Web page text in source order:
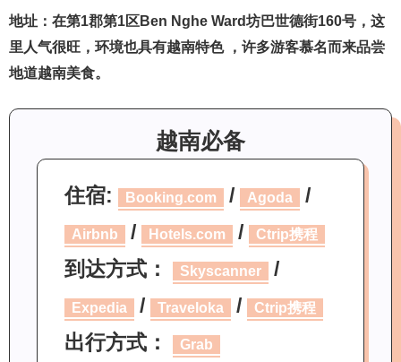
地址：在第1郡第1区Ben Nghe Ward坊巴世德街160号，这
里人气很旺，环境也具有越南特色 ，许多游客慕名而来品尝
地道越南美食。
越南必备
住宿: Booking.com / Agoda /
Airbnb / Hotels.com / Ctrip携程
到达方式： Skyscanner /
Expedia / Traveloka / Ctrip携程
出行方式： Grab